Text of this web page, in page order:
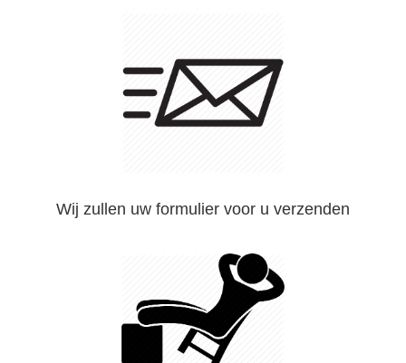
Wij zullen uw formulier voor u verzenden